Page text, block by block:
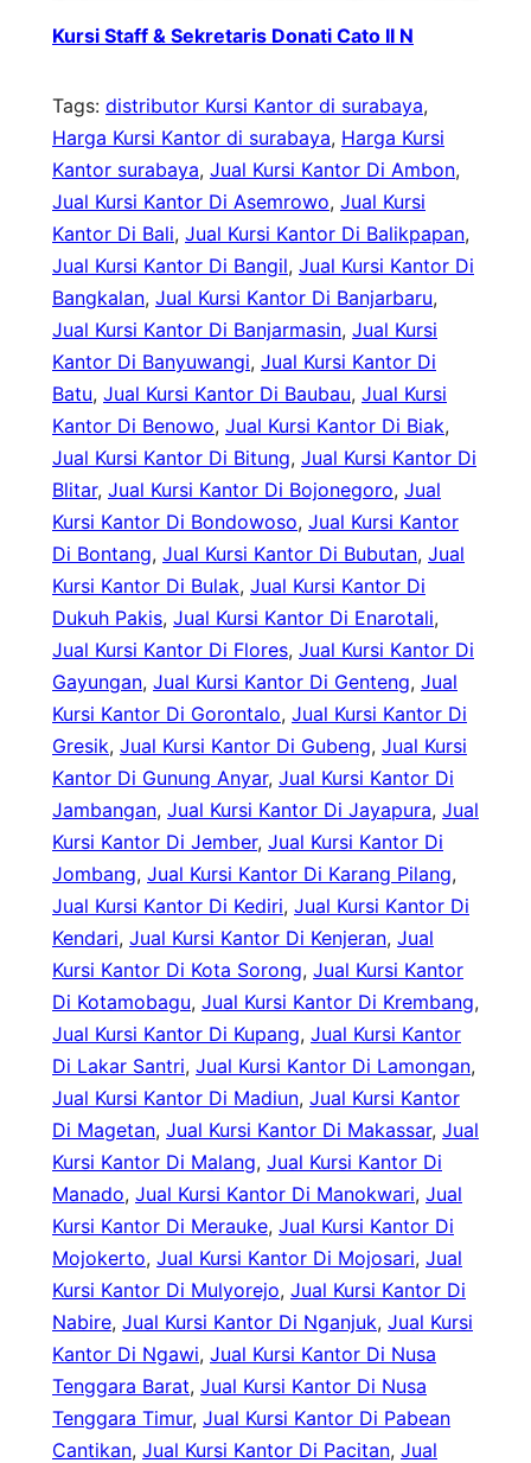
Kursi Staff & Sekretaris Donati Cato II N
Tags: distributor Kursi Kantor di surabaya
Harga Kursi Kantor di surabaya, Harga Kursi
Kantor surabaya, Jual Kursi Kantor Di Ambon
Jual Kursi Kantor Di Asemrowo, Jual Kursi
Kantor Di Bali, Jual Kursi Kantor Di Balikpapan
Jual Kursi Kantor Di Bangil, Jual Kursi Kantor Di
Bangkalan, Jual Kursi Kantor Di Banjarbaru
Jual Kursi Kantor Di Banjarmasin, Jual Kursi
Kantor Di Banyuwangi, Jual Kursi Kantor Di
Batu, Jual Kursi Kantor Di Baubau, Jual Kursi
Kantor Di Benowo, Jual Kursi Kantor Di Biak
Jual Kursi Kantor Di Bitung, Jual Kursi Kantor Di
Blitar, Jual Kursi Kantor Di Bojonegoro, Jual
Kursi Kantor Di Bondowoso, Jual Kursi Kantor
Di Bontang, Jual Kursi Kantor Di Bubutan, Jual
Kursi Kantor Di Bulak, Jual Kursi Kantor Di
Dukuh Pakis, Jual Kursi Kantor Di Enarotali
Jual Kursi Kantor Di Flores, Jual Kursi Kantor Di
Gayungan, Jual Kursi Kantor Di Genteng, Jual
Kursi Kantor Di Gorontalo, Jual Kursi Kantor Di
Gresik, Jual Kursi Kantor Di Gubeng, Jual Kursi
Kantor Di Gunung Anyar, Jual Kursi Kantor Di
Jambangan, Jual Kursi Kantor Di Jayapura, Jual
Kursi Kantor Di Jember, Jual Kursi Kantor Di
Jombang, Jual Kursi Kantor Di Karang Pilang
Jual Kursi Kantor Di Kediri, Jual Kursi Kantor Di
Kendari, Jual Kursi Kantor Di Kenjeran, Jual
Kursi Kantor Di Kota Sorong, Jual Kursi Kantor
Di Kotamobagu, Jual Kursi Kantor Di Krembang
Jual Kursi Kantor Di Kupang, Jual Kursi Kantor
Di Lakar Santri, Jual Kursi Kantor Di Lamongan
Jual Kursi Kantor Di Madiun, Jual Kursi Kantor
Di Magetan, Jual Kursi Kantor Di Makassar, Jual
Kursi Kantor Di Malang, Jual Kursi Kantor Di
Manado, Jual Kursi Kantor Di Manokwari, Jual
Kursi Kantor Di Merauke, Jual Kursi Kantor Di
Mojokerto, Jual Kursi Kantor Di Mojosari, Jual
Kursi Kantor Di Mulyorejo, Jual Kursi Kantor Di
Nabire, Jual Kursi Kantor Di Nganjuk, Jual Kursi
Kantor Di Ngawi, Jual Kursi Kantor Di Nusa
Tenggara Barat, Jual Kursi Kantor Di Nusa
Tenggara Timur, Jual Kursi Kantor Di Pabean
Cantikan, Jual Kursi Kantor Di Pacitan, Jual